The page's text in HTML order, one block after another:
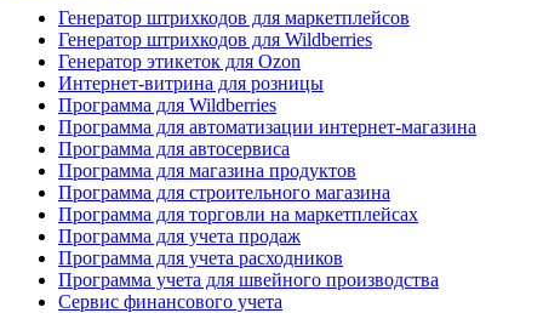
Генератор штрихкодов для маркетплейсов
Генератор штрихкодов для Wildberries
Генератор этикеток для Ozon
Интернет-витрина для розницы
Программа для Wildberries
Программа для автоматизации интернет-магазина
Программа для автосервиса
Программа для магазина продуктов
Программа для строительного магазина
Программа для торговли на маркетплейсах
Программа для учета продаж
Программа для учета расходников
Программа учета для швейного производства
Сервис финансового учета